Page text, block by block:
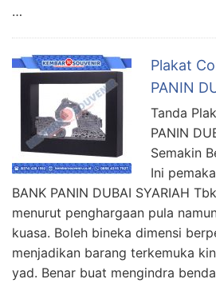
…
Plakat
PANIN
Tanda
PANIN
Semakin
Ini
BANK PANIN DUBAI SYARIAH
menurut penghargaan pula
kuasa. Boleh bineka dimensi
menjadikan barang terkemuka
yad. Benar buat mengindra